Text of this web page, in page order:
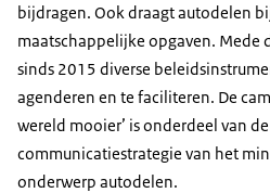
bijdragen. Ook draagt autodelen
maatschappelijke opgaven. Mede
sinds 2015 diverse
agenderen en te faciliteren. De
wereld mooier’ is onderdeel van
communicatiestrategie van het
onderwerp autodelen.